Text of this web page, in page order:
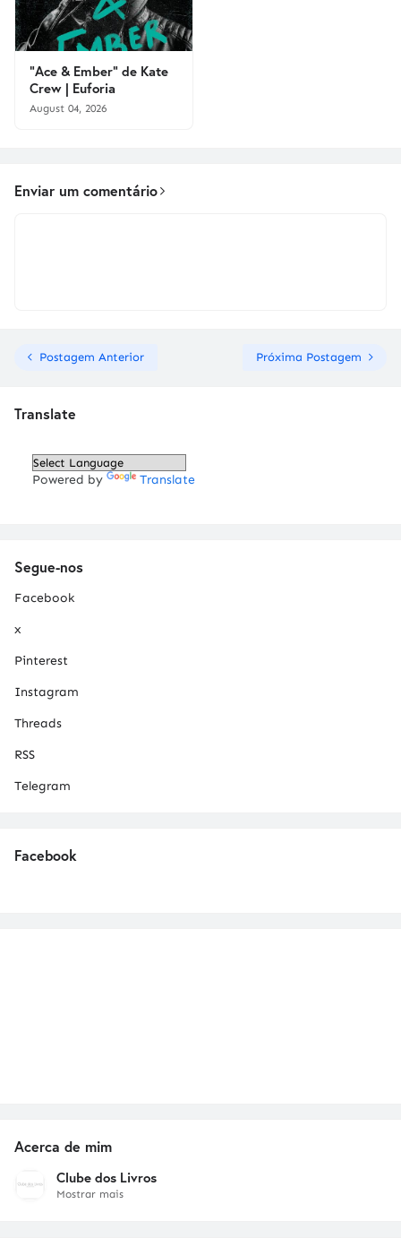
"Ace & Ember" de Kate
Crew | Euforia
August 04, 2026
Enviar um comentário
Postagem Anterior Próxima Postagem
Translate
Powered by Translate
Segue-nos
Facebook
x
Pinterest
Instagram
Threads
RSS
Telegram
Facebook
Acerca de mim
Clube dos Livros
Mostrar mais